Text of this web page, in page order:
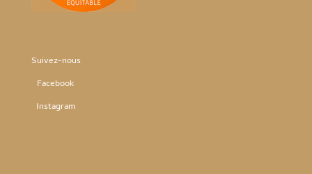
Suivez-nous
Facebook
Instagram